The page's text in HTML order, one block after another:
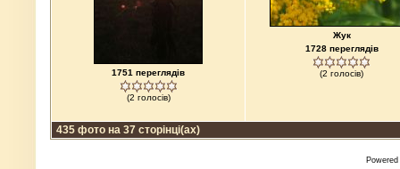
1751 переглядів
(2 голосів)
Жук
1728 переглядів
(2 голосів)
435 фото на 37 сторінці(ах)